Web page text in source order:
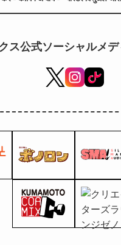
ス公式ソーシャルメ